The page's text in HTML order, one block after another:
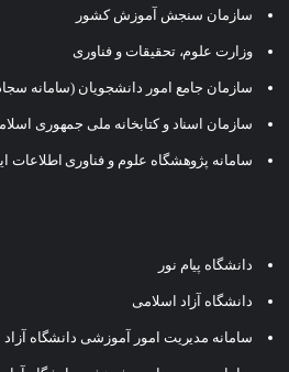
سازمان سنجش آموزش کشور
وزارت علوم، تحقیقات و فناوری
سازمان جامع امور دانشجویان (سامانه
سازمان اسناد و کتابخانه ملی جمهوری
سامانه پژوهشگاه علوم و فناوری اطلاعات
دانشگاه پیام نور
دانشگاه آزاد اسلامی
سامانه مدیریت امور آموزشی دانشگاه